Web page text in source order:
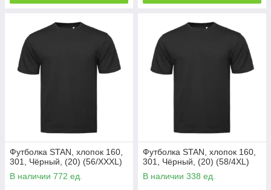
Футболка STAN, хлопок 160,
301, Чёрный, (20) (56/XXXL)
В наличии 772 ед.
Футболка STAN, хлопок 160,
301, Чёрный, (20) (58/4XL)
В наличии 338 ед.